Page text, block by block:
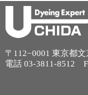
〒112−0001 東京都
電話 03-3811-8512